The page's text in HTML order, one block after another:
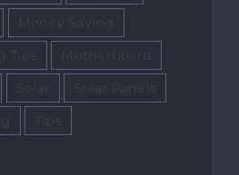
Money Saving
Tips
Motherboard
Solar
Solar Panels
Tips